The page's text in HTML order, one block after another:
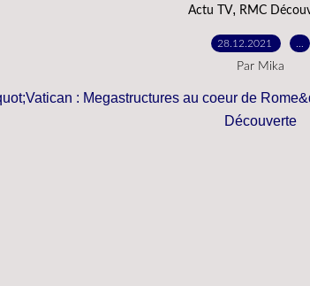
Actu TV, RMC
28.12.2021
Par Mika